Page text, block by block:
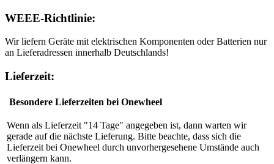
WEEE-Richtlinie:
Wir liefern Geräte mit elektrischen Komponenten oder Batterien nur
an Lieferadressen innerhalb Deutschlands!
Lieferzeit:
Besondere Lieferzeiten bei Onewheel
Wenn als Lieferzeit "14 Tage" angegeben ist, dann warten wir
gerade auf die nächste Lieferung. Bitte beachte, dass sich die
Lieferzeit bei Onewheel durch unvorhergesehene Umstände auch
verlängern kann.